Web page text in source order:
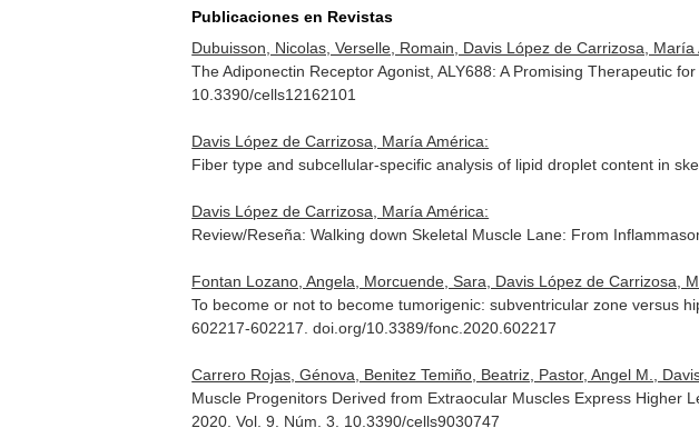
Publicaciones en Revistas
Dubuisson, Nicolas, Verselle, Romain, Davis López de Carrizosa,
The Adiponectin Receptor Agonist, ALY688: A Promising Therapeutic
10.3390/cells12162101
Davis López de Carrizosa, María América:
Fiber type and subcellular-specific analysis of lipid droplet content in
Davis López de Carrizosa, María América:
Review/Reseña: Walking down Skeletal Muscle Lane: From
Fontan Lozano, Angela, Morcuende, Sara, Davis López de Carrizosa,
To become or not to become tumorigenic: subventricular zone versus
602217-602217. doi.org/10.3389/fonc.2020.602217
Carrero Rojas, Génova, Benitez Temiño, Beatriz, Pastor, Angel M.,
Muscle Progenitors Derived from Extraocular Muscles Express Higher
2020. Vol. 9. Núm. 3. 10.3390/cells9030747